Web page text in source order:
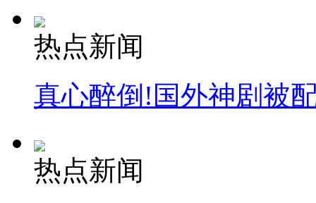
热点新闻
真心醉倒!国外神剧被
热点新闻